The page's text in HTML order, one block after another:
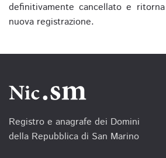
definitivamente cancellato e
nuova registrazione.
Registro e anagrafe dei Domini
della Repubblica di San Marino